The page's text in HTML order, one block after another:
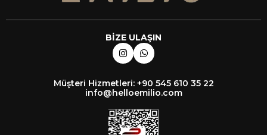
BİZE ULAŞIN
Müşteri Hizmetleri: +90 545 610 35 22
info@helloemilio.com